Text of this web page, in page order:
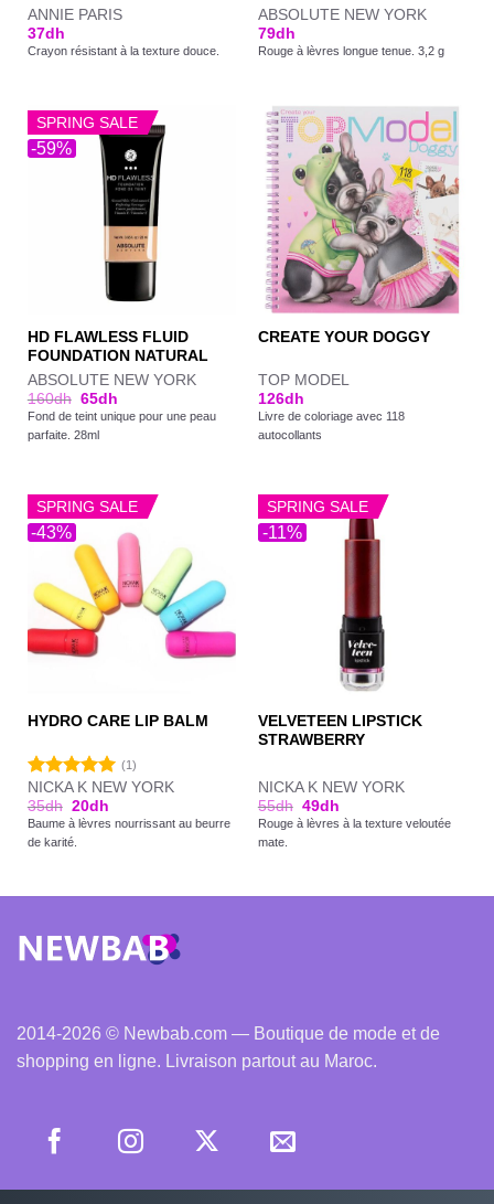
ANNIE PARIS
37dh
Crayon résistant à la texture douce.
ABSOLUTE NEW YORK
79dh
Rouge à lèvres longue tenue. 3,2 g
-59%
SPRING SALE
HD FLAWLESS FLUID
FOUNDATION NATURAL
ABSOLUTE NEW YORK
160dh 65dh
Fond de teint unique pour une peau
parfaite. 28ml
CREATE YOUR DOGGY
TOP MODEL
126dh
Livre de coloriage avec 118
autocollants
-43%
SPRING SALE
HYDRO CARE LIP BALM
Note5.00
sur 5
(1)
NICKA K NEW YORK
35dh 20dh
Baume à lèvres nourrissant au beurre
de karité.
-11%
SPRING SALE
VELVETEEN LIPSTICK
STRAWBERRY
NICKA K NEW YORK
55dh 49dh
Rouge à lèvres à la texture veloutée
mate.
2014-2026 © Newbab.com — Boutique de mode et de
shopping en ligne. Livraison partout au Maroc.